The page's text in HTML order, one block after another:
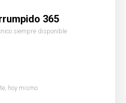
365
siempre disponible
hoy mismo